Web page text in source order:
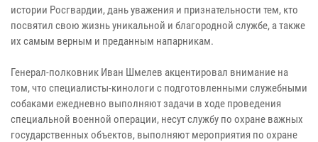
истории Росгвардии, дань уважения и признательности тем, кто
посвятил свою жизнь уникальной и благородной службе, а также
их самым верным и преданным напарникам.
Генерал-полковник Иван Шмелев акцентировал внимание на
том, что специалисты-кинологи с подготовленными служебными
собаками ежедневно выполняют задачи в ходе проведения
специальной военной операции, несут службу по охране важных
государственных объектов, выполняют мероприятия по охране